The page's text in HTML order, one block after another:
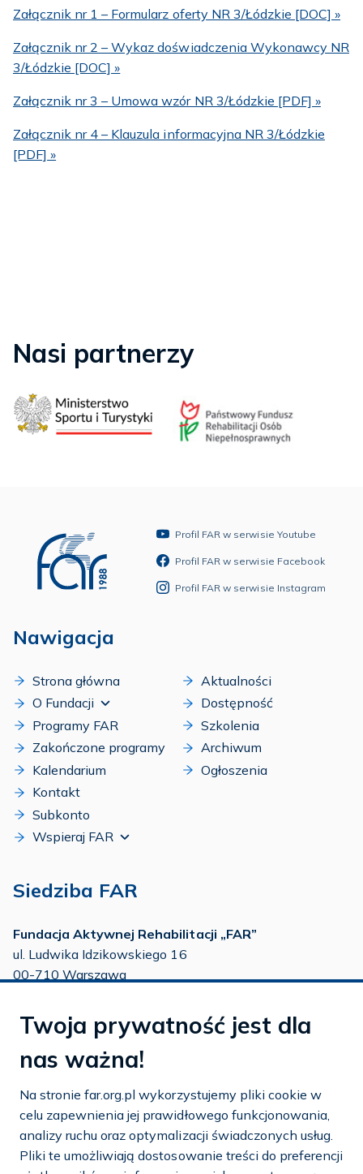
Załącznik nr 1 – Formularz oferty NR 3/Łódzkie [DOC] »
Załącznik nr 2 – Wykaz doświadczenia Wykonawcy NR
3/Łódzkie [DOC] »
Załącznik nr 3 – Umowa wzór NR 3/Łódzkie [PDF] »
Załącznik nr 4 – Klauzula informacyjna NR 3/Łódzkie
[PDF] »
Nasi partnerzy
Profil FAR w serwisie Youtube
Profil FAR w serwisie Facebook
Profil FAR w serwisie Instagram
Nawigacja
Strona główna
O Fundacji
Programy FAR
Zakończone programy
Kalendarium
Kontakt
Subkonto
Wspieraj FAR
Aktualności
Dostępność
Szkolenia
Archiwum
Ogłoszenia
Siedziba FAR
Fundacja Aktywnej Rehabilitacji „FAR”
ul. Ludwika Idzikowskiego 16
00-710 Warszawa
tel.:22 651 88 03
22 858 26 39
tel.:22 642 22 91
e-mail:info@far.org.pl
Twoja prywatność jest dla
nas ważna!
Na stronie far.org.pl wykorzystujemy pliki cookie w
celu zapewnienia jej prawidłowego funkcjonowania,
analizy ruchu oraz optymalizacji świadczonych usług.
Pliki te umożliwiają dostosowanie treści do preferencji